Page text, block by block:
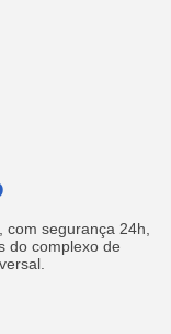
segurança 24h,
do complexo de